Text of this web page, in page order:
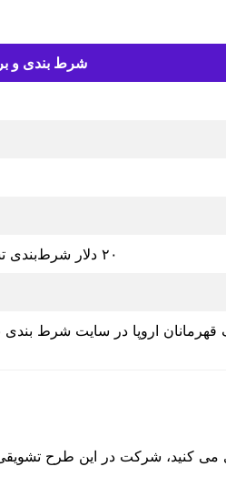
شرط بندی و
۲۰ دلار شرط‌بندی تسویه‌شده = ۱ بلیط بخت‌آزمایی
می کنید، شرکت در این طرح